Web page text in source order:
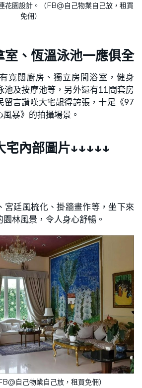
花園設計。（FB@自己物業自己放，租買
免佣）
室、恆溫泳池一應俱全
寬闊廚房、獨立房間浴室，健身
池及按摩池等，另外還有11間套房
留言讚嘆大宅靚得誇張，十足《97
暴》的拍攝場景。
宅內部圖片↓↓↓↓↓
宮廷風梳化、掛牆畫作等，坐下來
林風景，令人身心舒暢。
自己物業自己放，租買免佣）